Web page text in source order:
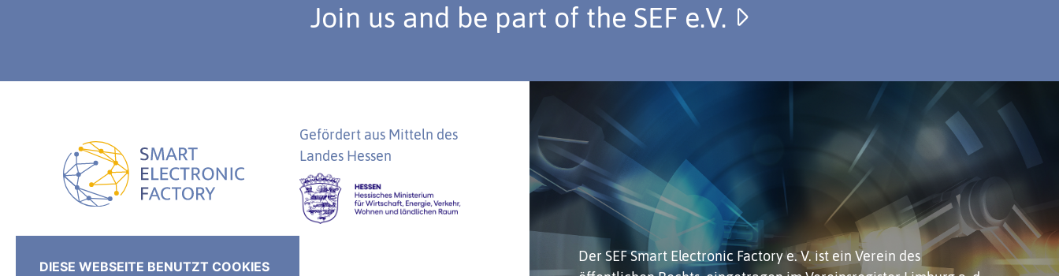
Join us and be part of the SEF e.V.
Gefördert aus Mitteln des
Landes Hessen
Der SEF Smart Electronic Factory e. V. ist ein Verein des
DIESE WEBSEITE BENUTZT COOKIES